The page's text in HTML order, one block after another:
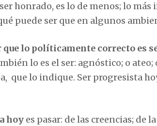
honrado, es lo de menos; lo
puede ser que en algunos
que lo políticamente correcto es
lo es el ser: agnóstico; o
que lo indique. Ser progresista
hoy es pasar: de las creencias; de